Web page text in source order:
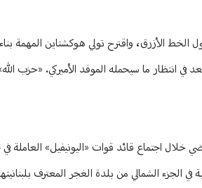
الأزرق، واقترح تولي هوكشتاين المهمة
في انتظار ما سيحمله الموفد الأميركي. «حزب
خلال اجتماع قائد قوات «اليونيفيل» العاملة
في الجزء الشمالي من بلدة الغجر المعترف